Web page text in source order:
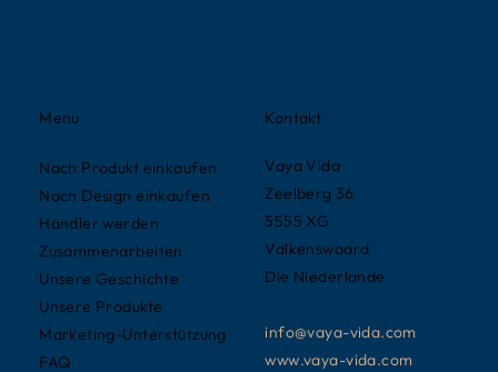
Kontakt
Vaya Vida
Zeelberg 36
5555 XG
Valkenswaard
Die Niederlande
info@vaya-vida.com
www.vaya-vida.com
Menu
Nach Produkt einkaufen
Nach Design einkaufen
Händler werden
Zusammenarbeiten
Unsere Geschichte
Unsere Produkte
Marketing-Unterstützung
FAQ